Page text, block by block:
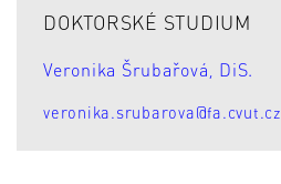
DOKTORSKÉ STUDIUM
Veronika Šrubařová, DiS.
veronika.srubarova@fa.cvut.cz